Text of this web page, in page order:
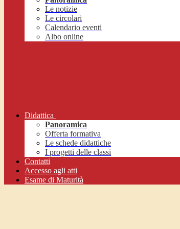
Le notizie
Le circolari
Calendario eventi
Albo online
Didattica
Panoramica
Offerta formativa
Le schede didattiche
I progetti delle classi
Contatti
Accesso agli atti
Esame di Maturità